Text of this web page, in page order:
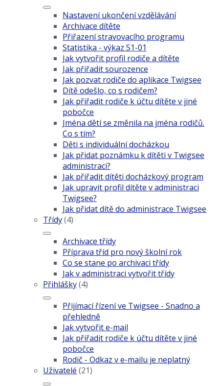
Nastavení ukončení vzdělávání
Archivace dítěte
Přiřazení stravovacího programu
Statistika - výkaz S1-01
Jak vytvořit profil rodiče a dítěte
Jak přiřadit sourozence
Jak pozvat rodiče do aplikace Twigsee
Dítě odešlo, co s rodičem?
Jak přiřadit rodiče k účtu dítěte v jiné
pobočce
Jména dětí se změnila na jména rodičů.
Co s tím?
Děti s individuální docházkou
Jak přidat poznámku k dítěti v Twigsee
administraci?
Jak přiřadit dítěti docházkový program
Jak upravit profil dítěte v administraci
Twigsee?
Jak přidat dítě do administrace Twigsee
Třídy(4)
Archivace třídy
Příprava tříd pro nový školní rok
Co se stane po archivaci třídy
Jak v administraci vytvořit třídy
Přihlášky(4)
Přijímací řízení ve Twigsee - Snadno a
přehledně
Jak vytvořit e-mail
Jak přiřadit rodiče k účtu dítěte v jiné
pobočce
Rodič - Odkaz v e-mailu je neplatný
Uživatelé (21)